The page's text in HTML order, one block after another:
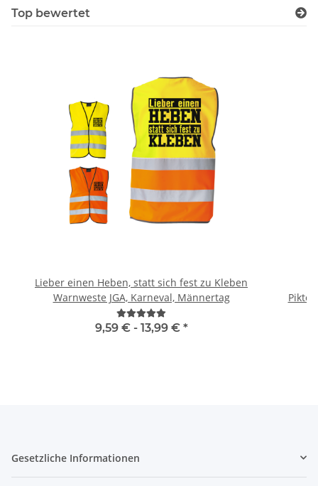
Top bewertet
Lieber einen Heben, statt sich fest zu Kleben
Warnweste JGA, Karneval, Männertag
9,59 € - 13,99 € *
Gesetzliche Informationen